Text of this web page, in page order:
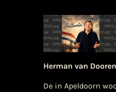
Herman van
De in Apeldoorn